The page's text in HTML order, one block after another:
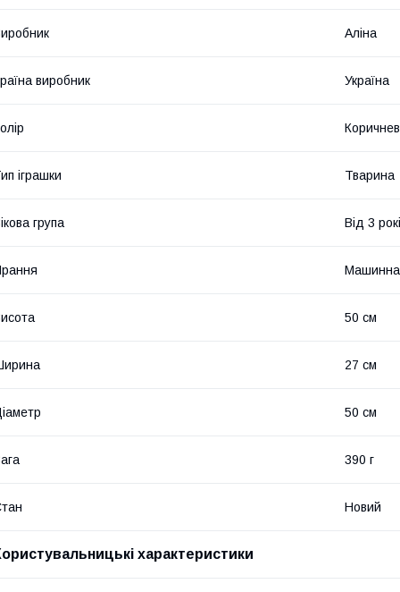
Аліна
виробник Україна
іграшки Тварина
група Від 3
Машинна
50 см
27 см
50 см
390 г
Новий
характеристики